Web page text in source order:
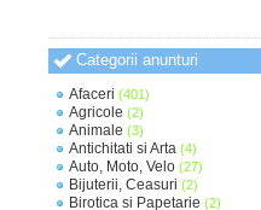
Categorii anunturi
Afaceri (401)
Agricole (2)
Animale (3)
Antichitati si Arta (4)
Auto, Moto, Velo (27)
Bijuterii, Ceasuri (2)
Birotica si Papetarie (2)